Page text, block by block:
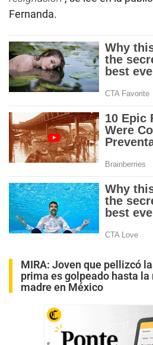
Fernanda.
MIRA: Joven que pellizcó
prima es golpeado hasta
madre en México